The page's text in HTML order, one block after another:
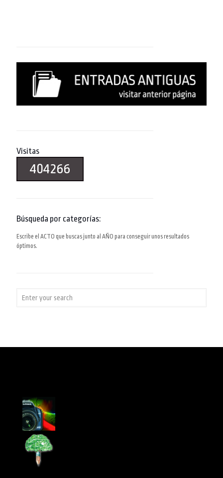
Visitas
404266
Búsqueda por categorías:
Escribe el ACTO que buscas junto al AÑO para conseguir unos resultados
óptimos.